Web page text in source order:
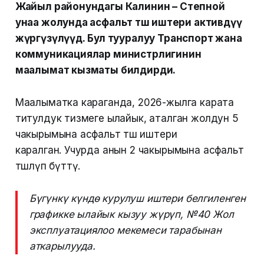
Жайыл районундагы Калинин – Степной
унаа жолунда асфальт төшөө иштери активдүү
жүргүзүлүүдө. Бул тууралуу Транспорт жана
коммуникациялар министрлигинин
маалымат кызматы билдирди.
Маалыматка караганда, 2026-жылга карата
титулдук тизмеге ылайык, аталган жолдун 5
чакырымына асфальт төшөө иштери
каралган. Учурда анын 2 чакырымына асфальт
төшөлүп бүттү.
Бүгүнкү күндө курулуш иштери белгиленген
графикке ылайык кызуу жүрүп, №40 Жол
эксплуатациялоо мекемеси тарабынан
аткарылууда.